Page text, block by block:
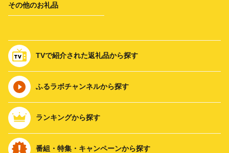
その他のお礼品
TVで紹介された返礼品から探す
ふるラボチャンネルから探す
ランキングから探す
番組・特集・キャンペーンから探す